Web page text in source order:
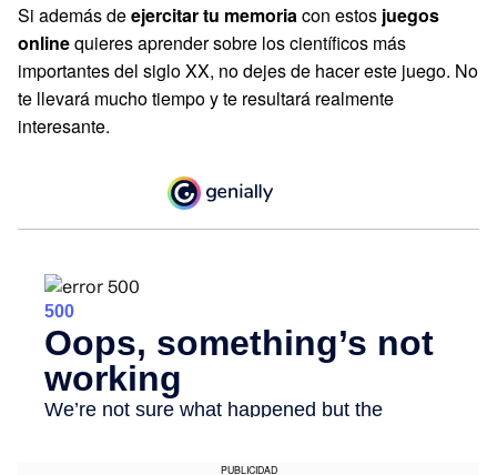
Si además deejercitar tu memoria con estos juegos
onlinequieres aprender sobre los científicos más
importantes del siglo XX, no dejes de hacer este juego. No
te llevará mucho tiempo y te resultará realmente
interesante.
PUBLICIDAD